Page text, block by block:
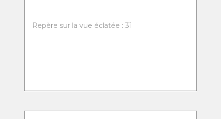
Repère sur la vue éclatée : 31